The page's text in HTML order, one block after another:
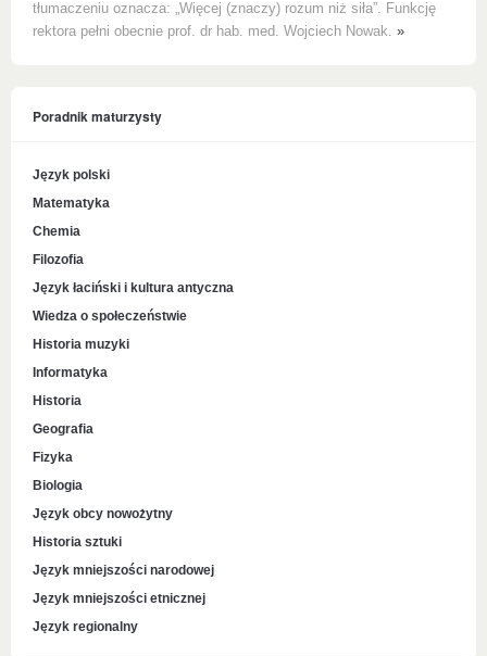
tłumaczeniu oznacza: „Więcej (znaczy) rozum niż siła”. Funkcję
rektora pełni obecnie prof. dr hab. med. Wojciech Nowak. »
Poradnik maturzysty
Język polski
Matematyka
Chemia
Filozofia
Język łaciński i kultura antyczna
Wiedza o społeczeństwie
Historia muzyki
Informatyka
Historia
Geografia
Fizyka
Biologia
Język obcy nowożytny
Historia sztuki
Język mniejszości narodowej
Język mniejszości etnicznej
Język regionalny